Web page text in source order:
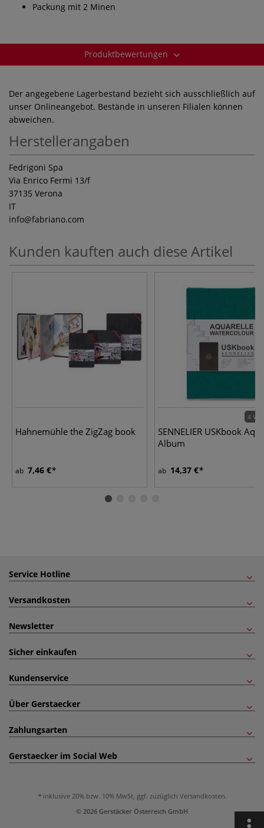
Packung mit 2 Minen
Produktbewertungen
Der angegebene Lagerbestand bezieht sich ausschließlich auf
unser Onlineangebot. Bestände in unseren Filialen können
abweichen.
Herstellerangaben
Fedrigoni Spa
Via Enrico Fermi 13/f
37135 Verona
IT
info@fabriano.com
Kunden kauften auch diese Artikel
Hahnemühle the ZigZag book
ab 7,46 €
4
SENNELIER USKbook
Album
ab 14,37 €
Service Hotline
Versandkosten
Newsletter
Sicher einkaufen
Kundenservice
Über Gerstaecker
Zahlungsarten
Gerstaecker im Social Web
inklusive 20% bzw. 10% MwSt, ggf. zuzüglich Versandkosten.
© 2026 Gerstäcker Österreich GmbH